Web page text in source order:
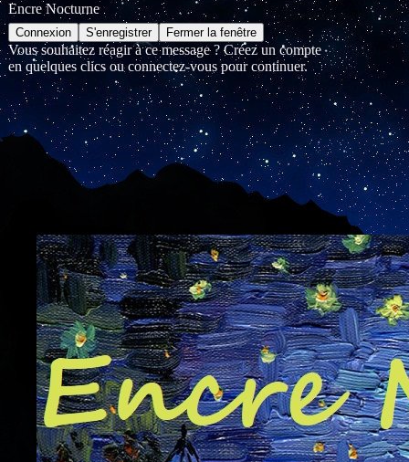
Encre Nocturne
Vous souhaitez réagir à ce message ? Créez un compte
en quelques clics ou connectez-vous pour continuer.